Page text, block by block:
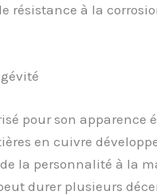
résistance à la
pour son apparence
en cuivre
la personnalité à la
durer plusieurs